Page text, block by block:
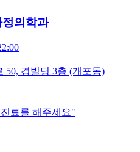
정의학과
50, 경빌딩 3층 (개포동)
료를 해주세요"